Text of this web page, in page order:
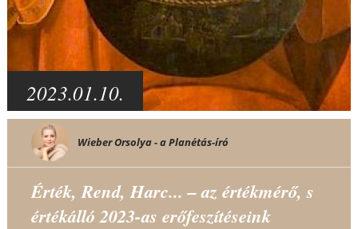
2023.01.10.
Wieber Orsolya - a Planétás-író
Érték, Rend, Harc... – az értékmérő, s
értékálló 2023-as erőfeszítéseink